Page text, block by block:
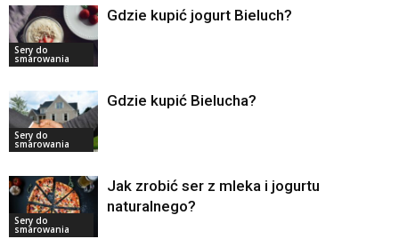
Sery do
smarowania
Gdzie kupić jogurt Bieluch?
Sery do
smarowania
Gdzie kupić Bielucha?
Sery do
smarowania
Jak zrobić ser z mleka i jogurtu
naturalnego?